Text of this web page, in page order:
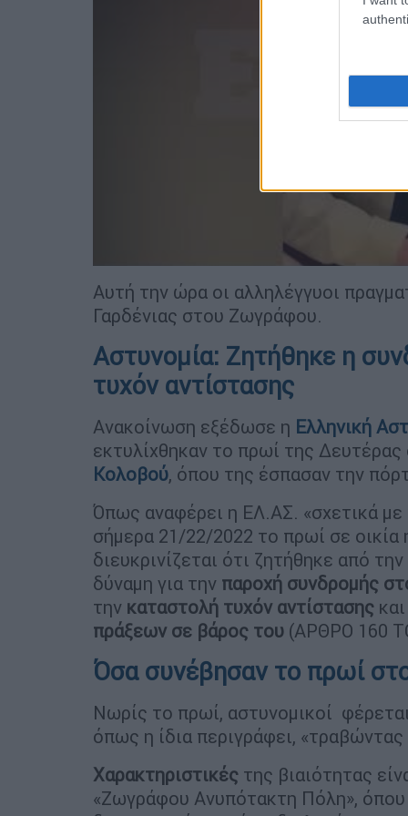
Αυτή την ώρα οι αλληλέγγυοι
Γαρδένιας στου Ζωγράφου.
Αστυνομία: Ζητήθηκε η
τυχόν αντίστασης
Ανακοίνωση εξέδωσε η Ελληνική
εκτυλίχθηκαν το πρωί της
Κολοβού, όπου της έσπασαν την
Όπως αναφέρει η ΕΛ.ΑΣ. «σχετικά με
σήμερα 21/22/2022 το πρωί σε
διευκρινίζεται ότι ζητήθηκε από
δύναμη για την παροχή συνδρομής
την καταστολή τυχόν αντίστασης
πράξεων σε βάρος του (APΘPO 160
Όσα συνέβησαν το πρωί
Νωρίς το πρωί, αστυνομικοί
όπως η ίδια περιγράφει,
Χαρακτηριστικές της βιαιότητας
«Ζωγράφου Ανυπότακτη Πόλη», όπου